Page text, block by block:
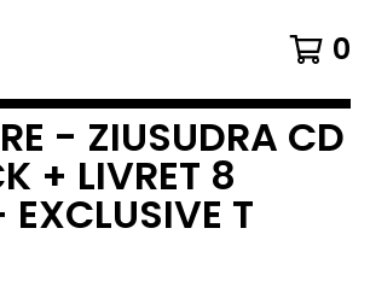
0
- ZIUSUDRA CD
+ LIVRET 8
EXCLUSIVE T